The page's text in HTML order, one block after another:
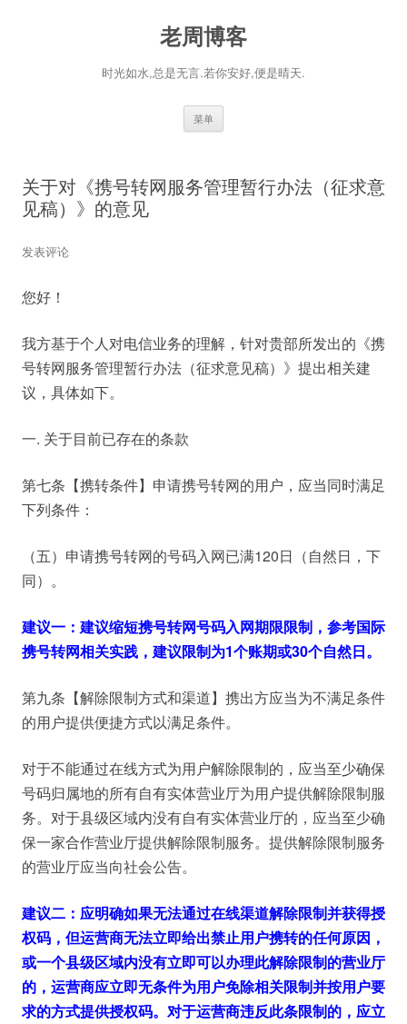
老周博客
时光如水,总是无言.若你安好,便是晴天.
菜单
关于对《携号转网服务管理暂行办法（征求意
见稿）》的意见
发表评论
您好！
我方基于个人对电信业务的理解，针对贵部所发出的《携
号转网服务管理暂行办法（征求意见稿）》提出相关建
议，具体如下。
一. 关于目前已存在的条款
第七条【携转条件】申请携号转网的用户，应当同时满足
下列条件：
（五）申请携号转网的号码入网已满120日（自然日，下
同）。
建议一：建议缩短携号转网号码入网期限限制，参考国际
携号转网相关实践，建议限制为1个账期或30个自然日。
第九条【解除限制方式和渠道】携出方应当为不满足条件
的用户提供便捷方式以满足条件。
对于不能通过在线方式为用户解除限制的，应当至少确保
号码归属地的所有自有实体营业厅为用户提供解除限制服
务。对于县级区域内没有自有实体营业厅的，应当至少确
保一家合作营业厅提供解除限制服务。提供解除限制服务
的营业厅应当向社会公告。
建议二：应明确如果无法通过在线渠道解除限制并获得授
权码，但运营商无法立即给出禁止用户携转的任何原因，
或一个县级区域内没有立即可以办理此解除限制的营业厅
的，运营商应立即无条件为用户免除相关限制并按用户要
求的方式提供授权码。对于运营商违反此条限制的，应立